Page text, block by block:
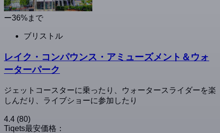
ー36%まで
ブリストル
レイク・コンパウンス・アミューズメント＆ウォ
ーターパーク
ジェットコースターに乗ったり、ウォータースライダーを楽
しんだり、ライブショーに参加したり
4.4 (80)
Tiqets最安価格：